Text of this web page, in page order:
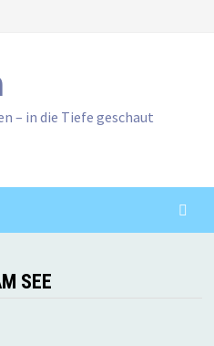
– in die Tiefe geschaut
SEE